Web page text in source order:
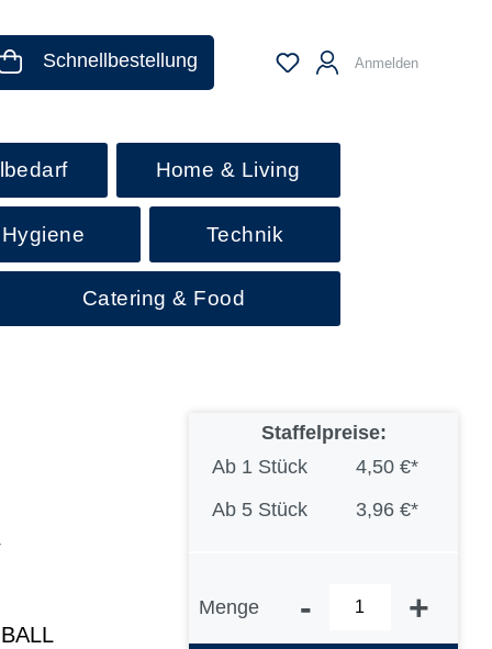
Schnellbestellung Anmelden
Home & Living
Technik
Catering & Food
Staffelpreise:
Ab 1 Stück
4,50 €*
Ab 5 Stück 3,96 €*
Menge - +